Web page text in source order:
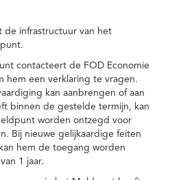
de infrastructuur van het
contacteert de FOD Economie
hem een verklaring te vragen.
kan aanbrengen of aan
binnen de gestelde termijn, kan
worden ontzegd voor
Bij nieuwe gelijkaardige feiten
hem de toegang worden
1 jaar.